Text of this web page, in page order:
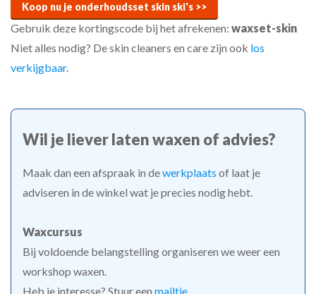
Koop nu je onderhoudsset skin ski's >>
Gebruik deze kortingscode bij het afrekenen: waxset-skin
Niet alles nodig? De skin cleaners en care zijn ook los
verkijgbaar.
Wil je liever laten waxen of advies?
Maak dan een afspraak in dewerkplaats of laat je
adviseren in de winkel wat je precies nodig hebt.
Waxcursus
Bij voldoende belangstelling organiseren we weer een
workshop waxen.
Heb je interesse? Stuur een mailtje